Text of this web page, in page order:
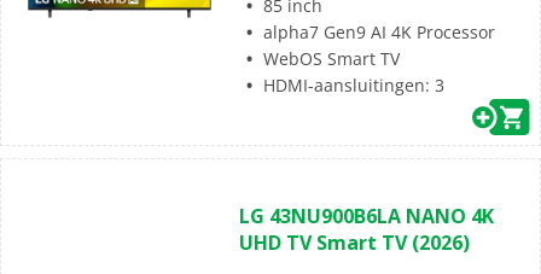
85 inch
alpha7 Gen9 AI 4K Processor
WebOS Smart TV
HDMI-aansluitingen: 3
van
de
LG 43NU900B6LA NANO 4K
UHD TV Smart TV (2026)